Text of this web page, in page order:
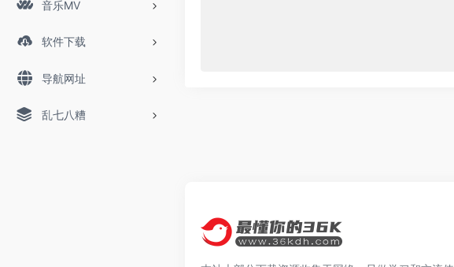
音乐MV
软件下载
导航网址
乱七八糟